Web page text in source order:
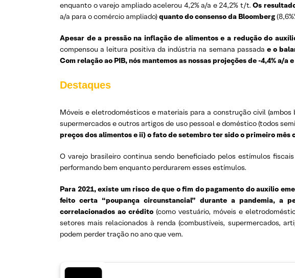
enquanto o varejo ampliado acelerou 4,2% a/a e 24,2% t/t.Os
a/a para o comércio ampliado)quanto do consenso da Bloomberg
Apesar de a pressão na inflação de alimentos e a redução do
compensou a leitura positiva da indústria na semana passada e o
Com relação ao PIB, nós mantemos as nossas projeções de -4,4% a/
Destaques
Móveis e eletrodomésticos e materiais para a construção civil
supermercados e outros artigos de uso pessoal e doméstico (todos
preços dos alimentos e ii) o fato de setembro ter sido o primeiro mês
O varejo brasileiro continua sendo beneficiado pelos estímulos
performando bem enquanto perdurarem esses estímulos.
Para 2021, existe um risco de que o fim do pagamento do auxílio
feito certa “poupança circunstancial” durante a pandemia, a
correlacionados ao crédito (como vestuário, móveis e
setores mais relacionados à renda (combustíveis, supermercados,
podem perder tração no ano que vem.